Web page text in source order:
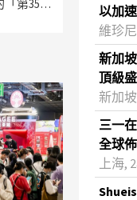
「第35…
以加
維珍
新加
頂級
新加
三一
全球
上海,